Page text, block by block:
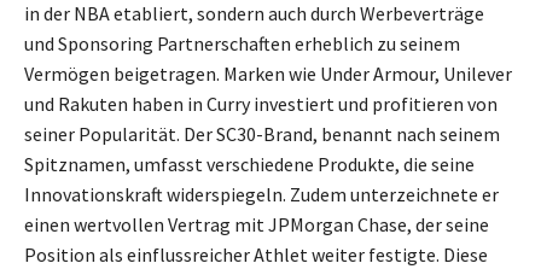
in der NBA etabliert, sondern auch durch Werbeverträge
und Sponsoring Partnerschaften erheblich zu seinem
Vermögen beigetragen. Marken wie Under Armour, Unilever
und Rakuten haben in Curry investiert und profitieren von
seiner Popularität. Der SC30-Brand, benannt nach seinem
Spitznamen, umfasst verschiedene Produkte, die seine
Innovationskraft widerspiegeln. Zudem unterzeichnete er
einen wertvollen Vertrag mit JPMorgan Chase, der seine
Position als einflussreicher Athlet weiter festigte. Diese